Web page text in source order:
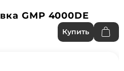
GMP 4000DE
Купить